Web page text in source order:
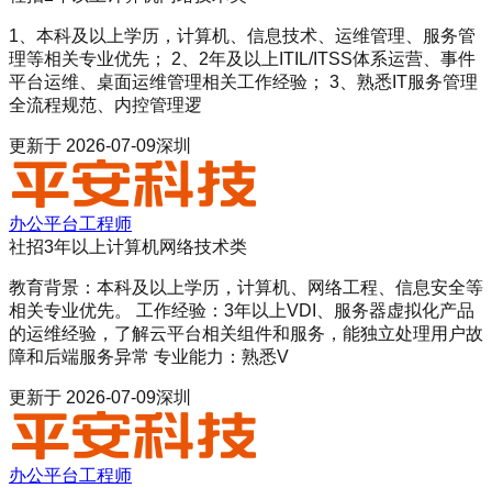
1、本科及以上学历，计算机、信息技术、运维管理、服务管
理等相关专业优先； 2、2年及以上ITIL/ITSS体系运营、事件
平台运维、桌面运维管理相关工作经验； 3、熟悉IT服务管理
全流程规范、内控管理逻
更新于 2026-07-09深圳
办公平台工程师
社招3年以上计算机网络技术类
教育背景：本科及以上学历，计算机、网络工程、信息安全等
相关专业优先。 工作经验：3年以上VDI、服务器虚拟化产品
的运维经验，了解云平台相关组件和服务，能独立处理用户故
障和后端服务异常 专业能力：熟悉V
更新于 2026-07-09深圳
办公平台工程师